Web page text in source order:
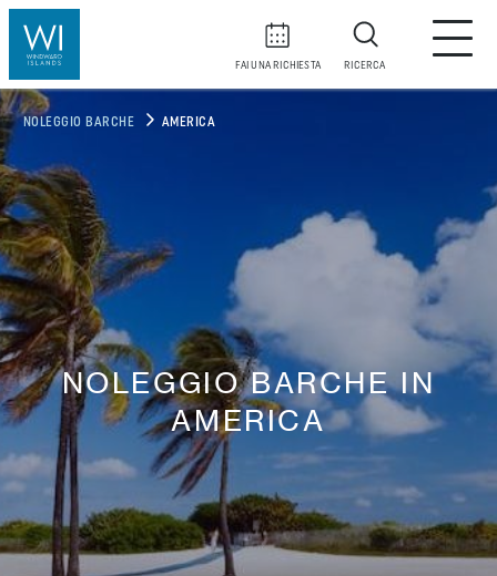
FAI UNA RICHIESTA RICERCA
NOLEGGIO BARCHE AMERICA
NOLEGGIO BARCHE IN
AMERICA